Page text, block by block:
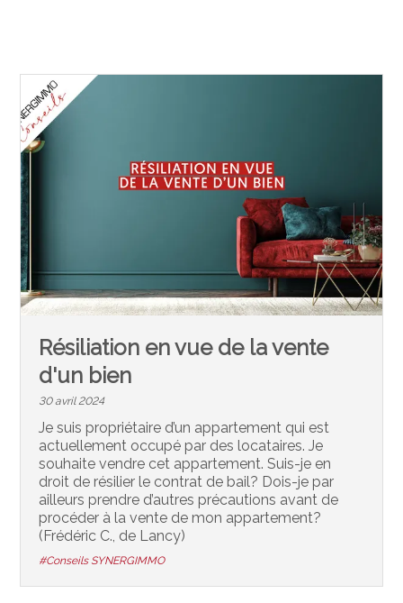
Résiliation en vue de la vente
d'un bien
30 avril 2024
Je suis propriétaire d’un appartement qui est
actuellement occupé par des locataires. Je
souhaite vendre cet appartement. Suis-je en
droit de résilier le contrat de bail? Dois-je par
ailleurs prendre d’autres précautions avant de
procéder à la vente de mon appartement?
(Frédéric C., de Lancy)
#Conseils SYNERGIMMO